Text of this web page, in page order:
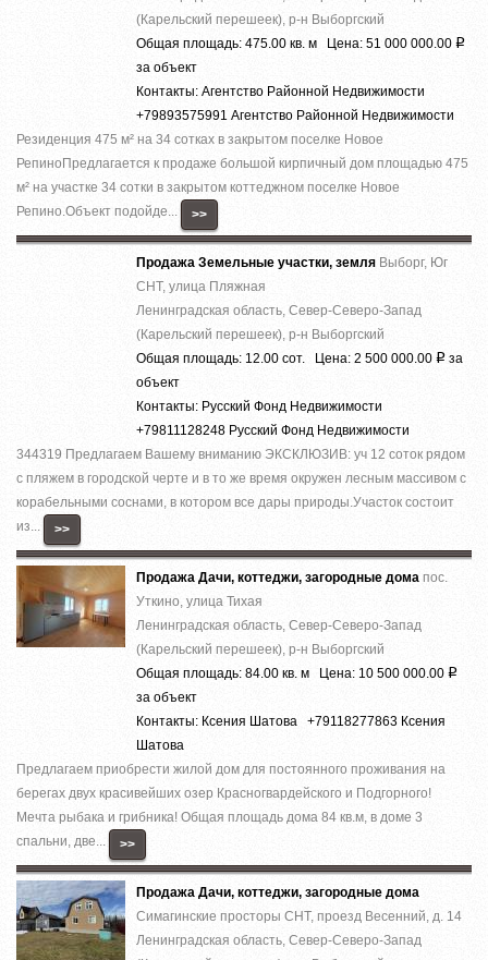
(Карельский перешеек), р-н Выборгский
Общая площадь: 475.00 кв. м Цена: 51 000 000.00 Р
за объект
Контакты: Агентство Районной Недвижимости
+79893575991 Агентство Районной Недвижимости
Резиденция 475 м² на 34 сотках в закрытом поселке Новое
РепиноПредлагается к продаже большой кирпичный дом площадью 475
м² на участке 34 сотки в закрытом коттеджном поселке Новое
Репино.Объект подойде...
>>
Продажа Земельные участки, земля Выборг, Юг
СНТ, улица Пляжная
Ленинградская область, Север-Северо-Запад
(Карельский перешеек), р-н Выборгский
Общая площадь: 12.00 сот. Цена: 2 500 000.00 Р за
объект
Контакты: Русский Фонд Недвижимости
+79811128248 Русский Фонд Недвижимости
344319 Предлагаем Вашему вниманию ЭКСКЛЮЗИВ: уч 12 соток рядом
с пляжем в городской черте и в то же время окружен лесным массивом с
корабельными соснами, в котором все дары природы.Участок состоит
из...
>>
Продажа Дачи, коттеджи, загородные дома пос.
Уткино, улица Тихая
Ленинградская область, Север-Северо-Запад
(Карельский перешеек), р-н Выборгский
Общая площадь: 84.00 кв. м Цена: 10 500 000.00 Р
за объект
Контакты: Ксения Шатова +79118277863 Ксения
Шатова
Предлагаем приобрести жилой дом для постоянного проживания на
берегах двух красивейших озер Красногвардейского и Подгорного!
Мечта рыбака и грибника! Общая площадь дома 84 кв.м, в доме 3
спальни, две...
>>
Продажа Дачи, коттеджи, загородные дома
Симагинские просторы СНТ, проезд Весенний, д. 14
Ленинградская область, Север-Северо-Запад